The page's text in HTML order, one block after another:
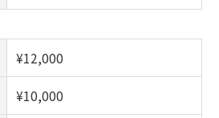
¥12,000
¥10,000